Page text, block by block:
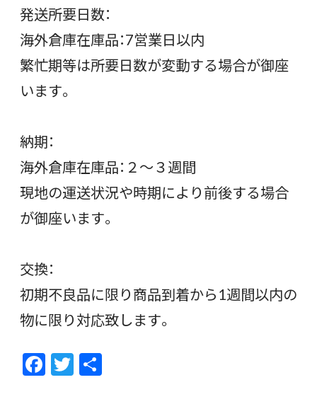
発送所要日数：
海外倉庫在庫品：7営業日以内
繁忙期等は所要日数が変動する場合が御座
います。
納期：
海外倉庫在庫品：２〜３週間
現地の運送状況や時期により前後する場合
が御座います。
交換：
初期不良品に限り商品到着から1週間以内の
物に限り対応致します。
F
ac
T
w